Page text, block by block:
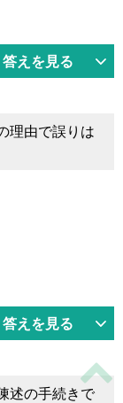
答えを見る
理由で誤りは
答えを見る
述の手続きで